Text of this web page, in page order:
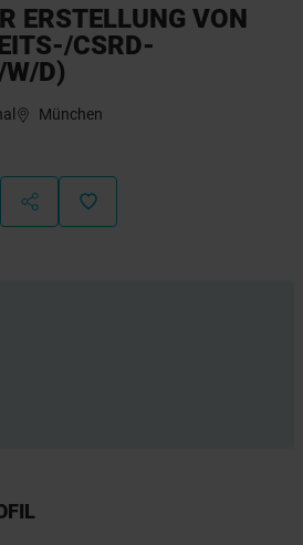
ERSTELLUNG VON
CSRD-
W/D)
München